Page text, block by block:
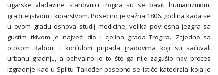
ugarske vladavine stanovnici trogira su se bavili humanizmom,
graditeljstvom i kiparstvom. Posebno je važna 1806. godina kada se
u ovom gradu osnova studij medicine, velika povijesna jezgra sa
gustim tkivom je najveći dio i cjelina grada Trogira. Zajedno sa
otokom Rabom i korčulom pripada gradovima koji su sačuvali
urbanu gradnju, a pohvalno je to što ga nije zagušio nov proces
izgradnje kao u Splitu. Također posebno se ističe katedrala koja je